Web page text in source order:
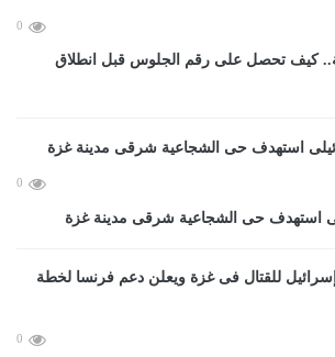
0
كيف تحصل على رقم الجلوس قبل انطلاق
0
استهدف حى الشجاعية شرقى مدينة غزة
0